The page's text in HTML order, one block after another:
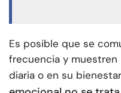
Es posible que se
frecuencia y
diaria o en su